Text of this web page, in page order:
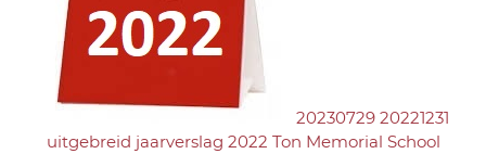
20230729 20221231
uitgebreid jaarverslag 2022 Ton Memorial School